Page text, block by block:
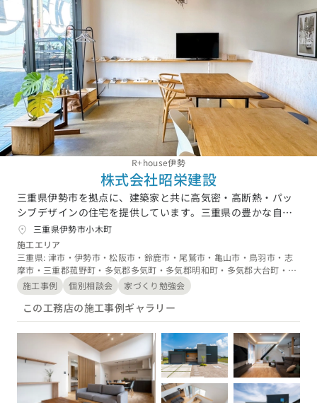
R+house伊勢
株式会社昭栄建設
三重県伊勢市を拠点に、建築家と共に高気密・高断熱・パッ
シブデザインの住宅を提供しています。三重県の豊かな自然
環境に活用した、省エネルギーで快適な住まいをお客様にご
提供しています。地域に根付いた設計と施工で、お客様のラ
イフスタイルに合わせた住宅を実現します。品質と快適さに
こだわり、お客様の夢の住まいを実現するお手伝いをいたし
ます。
三重県伊勢市小木町
施工エリア
三重県: 津市・伊勢市・松阪市・鈴鹿市・尾鷲市・亀山市・鳥羽市・志
摩市・三重郡菰野町・多気郡多気町・多気郡明和町・多気郡大台町・度
会郡玉城町・度会郡度会町・度会郡大紀町・度会郡南伊勢町・北牟婁郡
紀北町・四日市市
施工事例 個別相談会 家づくり勉強会
この工務店の施工事例ギャラリー